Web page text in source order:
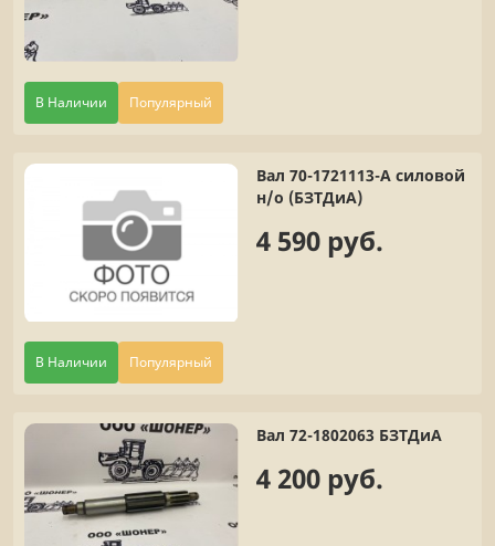
В Наличии Популярный
В Наличии Популярный
Вал 70-1721113-А силовой
н/о (БЗТДиА)
4 590 руб.
Вал 72-1802063 БЗТДиА
4 200 руб.